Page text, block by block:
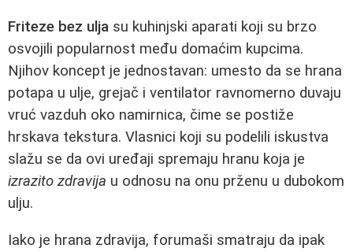
Friteze bez ulja su kuhinjski aparati koji su brzo
osvojili popularnost među domaćim kupcima.
Njihov koncept je jednostavan: umesto da se hrana
potapa u ulje, grejač i ventilator ravnomerno duvaju
vruć vazduh oko namirnica, čime se postiže
hrskava tekstura. Vlasnici koji su podelili iskustva
slažu se da ovi uređaji spremaju hranu koja je
izrazito zdravija u odnosu na onu prženu u dubokom
ulju.
Iako je hrana zdravija, forumaši smatraju da ipak